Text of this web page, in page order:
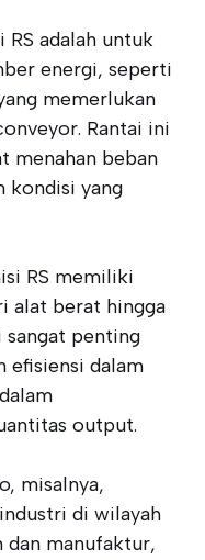
adalah untuk
energi, seperti
memerlukan
Rantai ini
menahan beban
kondisi yang
RS memiliki
alat berat hingga
sangat penting
efisiensi dalam
output.
misalnya,
di wilayah
manufaktur,